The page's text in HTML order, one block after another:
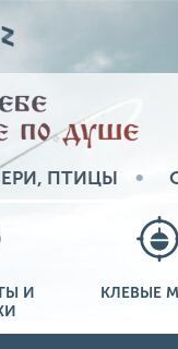
ПТИЦЫ
И
КЛЕВЫЕ